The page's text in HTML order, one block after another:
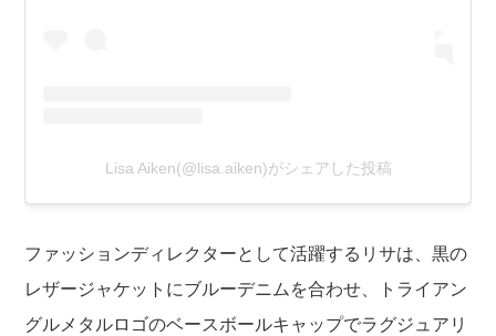
Lisa Aiken(@lisa.aiken)がシェアした投稿
ファッションディレクターとして活躍するリサは、黒の
レザージャケットにブルーデニムを合わせ、トライアン
グルメタルロゴのベースボールキャップでラグジュアリ